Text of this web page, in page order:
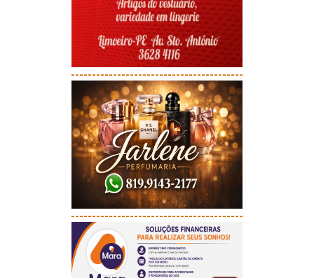
-----------------------------------------
-----------------------------------------